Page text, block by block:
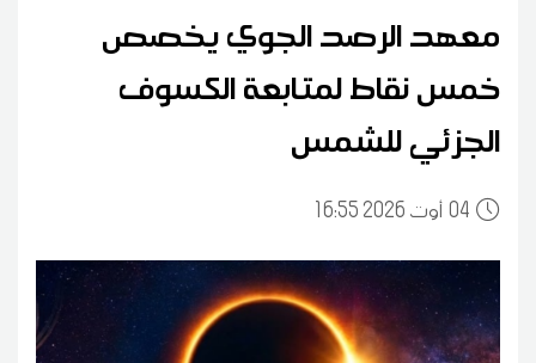
معهد الرصد الجوي يخصص
خمس نقاط لمتابعة الكسوف
الجزئي للشمس
0416:55 2026 أوت